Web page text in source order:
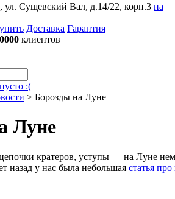
ул. Сущевский Вал, д.14/22, корп.3 на
Доставка Гарантия
клиентов
:(
> Борозды на Луне
Луне
кратеров, уступы — на Луне
назад у нас была небольшая статья